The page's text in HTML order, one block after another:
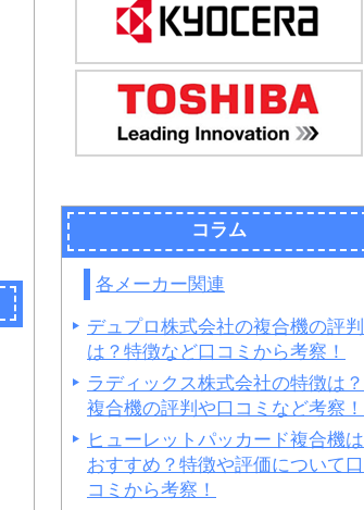
コラム
各メーカー関連
デュプロ株式会社の複合機の評判
は？特徴など口コミから考察！
ラディックス株式会社の特徴は？
複合機の評判や口コミなど考察！
ヒューレットパッカード複合機は
おすすめ？特徴や評価について口
コミから考察！